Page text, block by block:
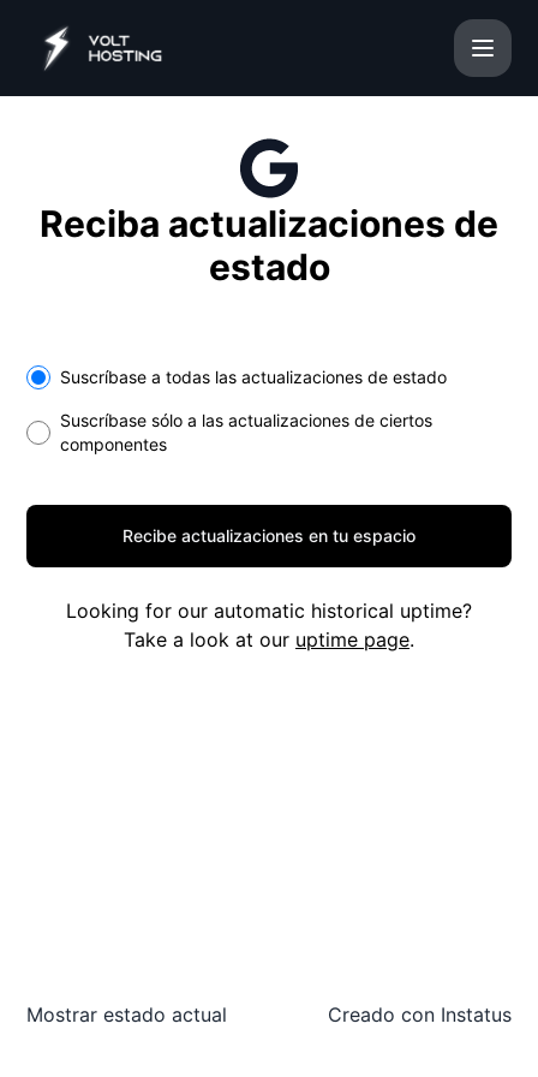
Reciba actualizaciones de
estado
Select the components you want to receive updates for
Suscríbase a todas las actualizaciones de estado
Suscríbase sólo a las actualizaciones de ciertos
componentes
Recibe actualizaciones en tu espacio
Looking for our automatic historical uptime?
Take a look at our uptime page.
Mostrar estado actual Creado con Instatus